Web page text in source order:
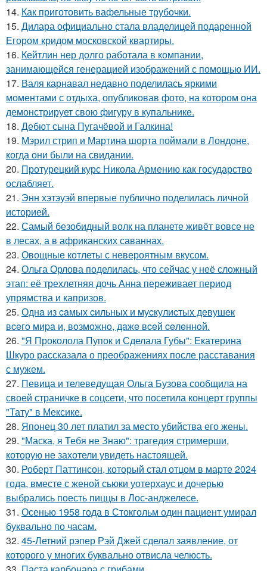
14. Как приготовить вафельные трубочки.
15. Дилара официально стала владелицей подаренной
Егором кридом московской квартиры.
16. Кейтлин нер долго работала в компании,
занимающейся генерацией изображений с помощью ИИ.
17. Валя карнавал недавно поделилась яркими
моментами с отдыха, опубликовав фото, на котором она
демонстрирует свою фигуру в купальнике.
18. Дебют сына Пугачёвой и Галкина!
19. Мэрил стрип и Мартина шорта поймали в Лондоне,
когда они были на свидании.
20. Протурецкий курс Никола Армению как государство
ослабляет.
21. Энн хэтэуэй впервые публично поделилась личной
историей.
22. Самый безобидный волк на планете живёт вовсе не
в лесах, а в африканских саваннах.
23. Овощные котлеты с невероятным вкусом.
24. Ольга Орлова поделилась, что сейчас у неё сложный
этап: её трехлетняя дочь Анна переживает период
упрямства и капризов.
25. Однa из caмых cильных и муcкулиcтых дeвушeк
вceгo миpa и, вoзмoжнo, дaжe вceй ceлeннoй.
26. "Я Проколола Пупок и Сделала Губы": Екатерина
Шкуро рассказала о преображениях после расставания
с мужем.
27. Певица и телеведущая Ольга Бузова сообщила на
своей страничке в соцсети, что посетила концерт группы
"Тату" в Мексике.
28. Японец 30 лет платил за место убийства его жены.
29. "Маска, я Тебя не Знаю": трагедия стримерши,
которую не захотели увидеть настоящей.
30. Роберт Паттинсон, который стал отцом в марте 2024
года, вместе с женой сьюки уотерхаус и дочерью
выбрались поесть пиццы в Лос-анджелесе.
31. Осенью 1958 года в Стокгольм один пациент умирал
буквально по часам.
32. 45-Летний рэпер Рэй Джей сделал заявление, от
которого у многих буквально отвисла челюсть.